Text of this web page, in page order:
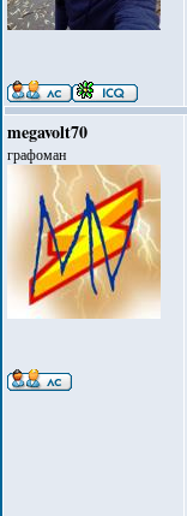
megavolt70
графоман